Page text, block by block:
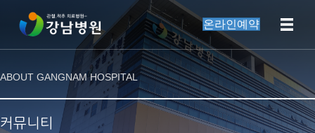
온라인예약
ABOUT GANGNAM HOSPITAL
커뮤니티